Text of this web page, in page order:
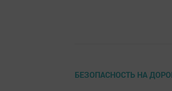
БЕЗОПАСНОСТЬ НА